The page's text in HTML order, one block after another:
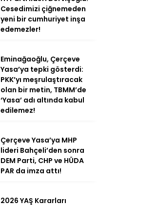
Cesedimizi çiğnemeden
yeni bir cumhuriyet inşa
edemezler!
Eminağaoğlu, Çerçeve
Yasa’ya tepki gösterdi:
PKK’yı meşrulaştıracak
olan bir metin, TBMM’de
‘Yasa’ adı altında kabul
edilemez!
Çerçeve Yasa’ya MHP
lideri Bahçeli’den sonra
DEM Parti, CHP ve HÜDA
PAR da imza attı!
2026 YAŞ Kararları